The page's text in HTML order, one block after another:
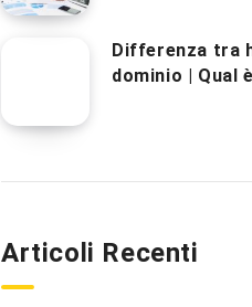
Differenza tra
dominio | Qual
Articoli Recenti